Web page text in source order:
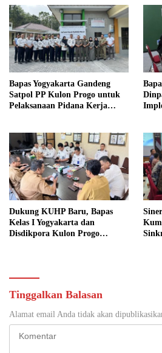
Bapas Yogyakarta Gandeng
Satpol PP Kulon Progo untuk
Pelaksanaan Pidana Kerja
Dukung KUHP Baru, Bapas
Kelas I Yogyakarta dan
Disdikpora Kulon Progo
Tinggalkan Balasan
Alamat email Anda tidak akan